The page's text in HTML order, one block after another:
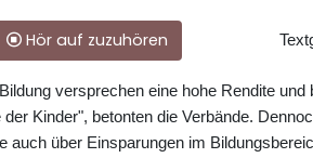
Hör auf zuzuhören
versprechen eine hohe Rendite
Kinder", betonten die Verbände.
auch über Einsparungen im